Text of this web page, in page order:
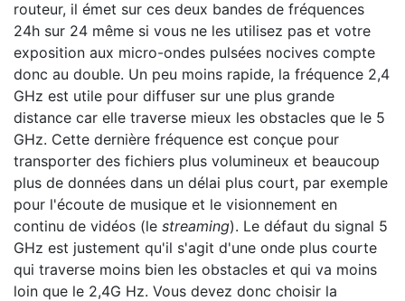
routeur, il émet sur ces deux bandes de fréquences
24h sur 24 même si vous ne les utilisez pas et votre
exposition aux micro-ondes pulsées nocives compte
donc au double. Un peu moins rapide, la fréquence 2,4
GHz est utile pour diffuser sur une plus grande
distance car elle traverse mieux les obstacles que le 5
GHz. Cette dernière fréquence est conçue pour
transporter des fichiers plus volumineux et beaucoup
plus de données dans un délai plus court, par exemple
pour l'écoute de musique et le visionnement en
continu de vidéos (le streaming). Le défaut du signal 5
GHz est justement qu'il s'agit d'une onde plus courte
qui traverse moins bien les obstacles et qui va moins
loin que le 2,4G Hz. Vous devez donc choisir la